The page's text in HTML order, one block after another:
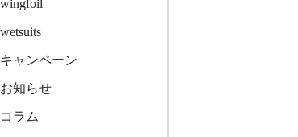
wingfoil
wetsuits
キャンペーン
お知らせ
コラム